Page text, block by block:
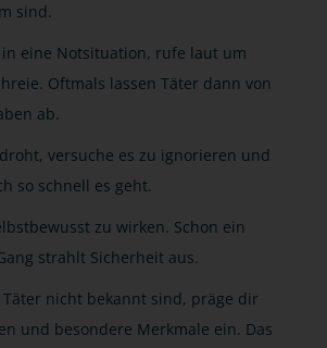
sind.
eine Notsituation, rufe laut um
Oftmals lassen Täter dann von
ab.
versuche es zu ignorieren und
so schnell es geht.
zu wirken. Schon ein
strahlt Sicherheit aus.
nicht bekannt sind, präge dir
und besondere Merkmale ein. Das